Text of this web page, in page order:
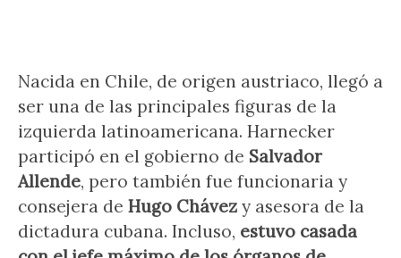
Nacida en Chile, de origen austriaco, llegó a
ser una de las principales figuras de la
izquierda latinoamericana. Harnecker
participó en el gobierno de Salvador
Allende, pero también fue funcionaria y
consejera de Hugo Chávez y asesora de la
dictadura cubana. Incluso, estuvo casada